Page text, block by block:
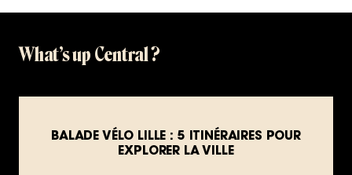
What’s up Central ?
BALADE VÉLO LILLE : 5 ITINÉRAIRES POUR
EXPLORER LA VILLE